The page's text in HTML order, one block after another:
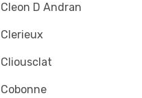
D Andran